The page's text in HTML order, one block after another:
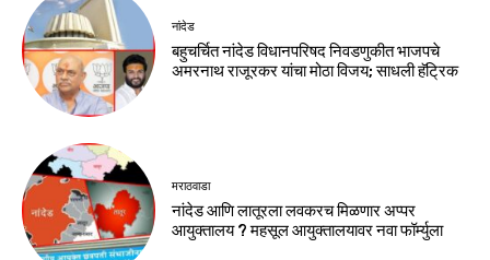
नांदेड
बहुचर्चित नांदेड विधानपरिषद निवडणुकीत भाजपचे
अमरनाथ राजूरकर यांचा मोठा विजय; साधली हॅट्रिक
मराठवाडा
नांदेड आणि लातूरला लवकरच मिळणार अप्पर
आयुक्तालय ? महसूल आयुक्तालयावर नवा फॉर्म्युला